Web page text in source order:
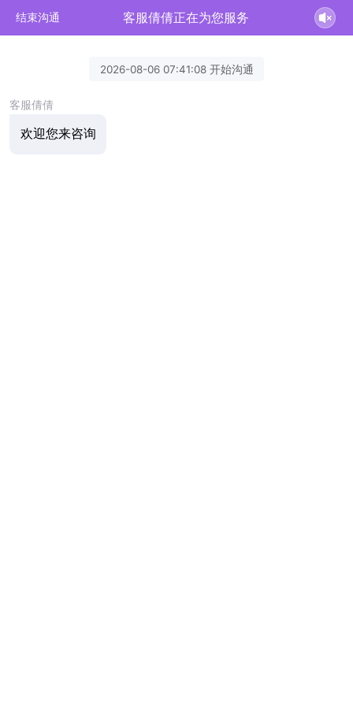
结束沟通 客服倩倩正在为您服务
2026-08-06 07:41:08 开始沟通
客服倩倩
欢迎您来咨询